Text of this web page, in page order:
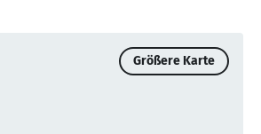
Größere Karte